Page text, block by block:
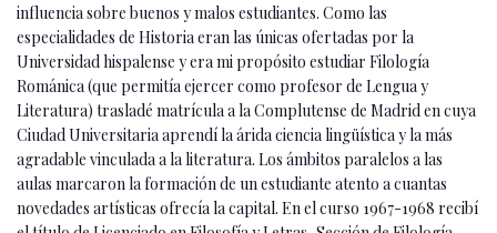
influencia sobre buenos y malos estudiantes. Como las
especialidades de Historia eran las únicas ofertadas por la
Universidad hispalense y era mi propósito estudiar Filología
Románica (que permitía ejercer como profesor de Lengua y
Literatura) trasladé matrícula a la Complutense de Madrid en cuya
Ciudad Universitaria aprendí la árida ciencia lingüística y la más
agradable vinculada a la literatura. Los ámbitos paralelos a las
aulas marcaron la formación de un estudiante atento a cuantas
novedades artísticas ofrecía la capital. En el curso 1967-1968 recibí